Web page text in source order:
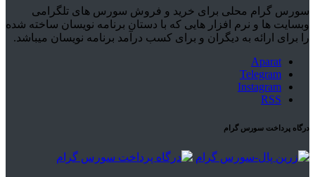
سورس گرام محلی برای خرید و فروش سورس های تلگرامی
وبسایت ها و نرم افزار هایی که با دستان برنامه نویسان ساخته شده
را برای ارائه به دیگران و برای کسب درآمد برنامه نویسان میباشد.
Aparat
Telegram
Instagram
RSS
درگاه پرداخت سورس گرام